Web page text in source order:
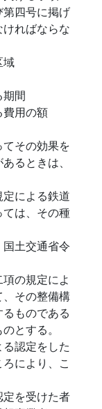
第四号に掲げ
ればならな
域
間
用の額
その効果を
るときは、
による鉄道
は、その種
土交通省令
の規定によ
その整備構
ものである
とする。
認定をした
により、こ
を受けた者